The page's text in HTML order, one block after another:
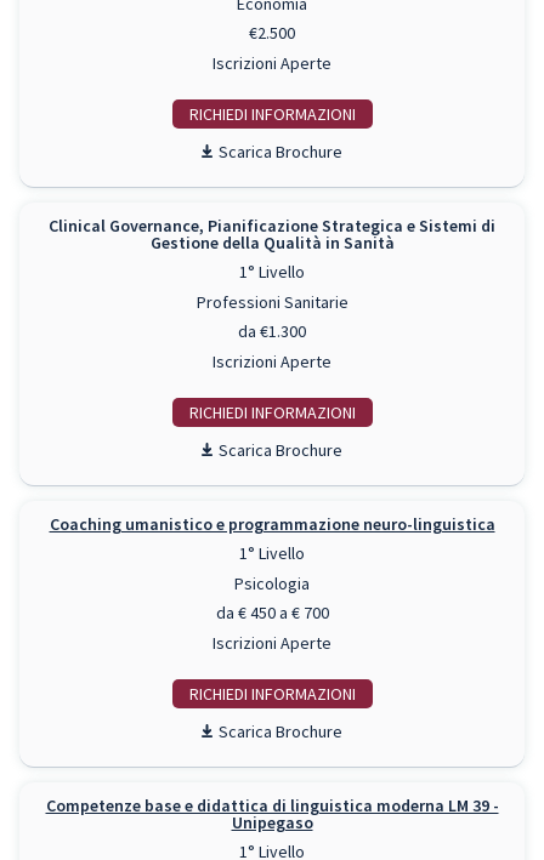
€2.500
Iscrizioni Aperte
RICHIEDI INFO
Scarica Brochure
Clinical Governance, Pianificazione Strategica e Sistemi di
Gestione della Qualità in Sanità
1° Livello
Professioni Sanitarie
da €1.300
Iscrizioni Aperte
RICHIEDI INFO
Scarica Brochure
Coaching umanistico e programmazione neuro-linguistica
1° Livello
Psicologia
da € 450 a € 700
Iscrizioni Aperte
RICHIEDI INFO
Scarica Brochure
Competenze base e didattica di linguistica moderna LM 39 -
Unipegaso
1° Livello